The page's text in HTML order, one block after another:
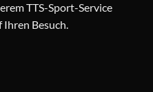
TTS-Sport-Service
Ihren Besuch.